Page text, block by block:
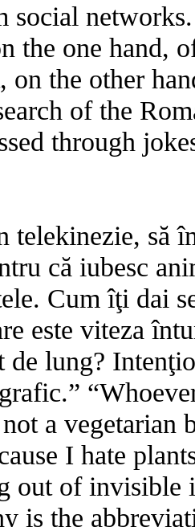
social
the one hand,
on the other
of the
through
telekinezie, să
că iubesc
Cum îţi dai
este viteza
de lung?
a vegetarian
I hate
out of invisible
is the